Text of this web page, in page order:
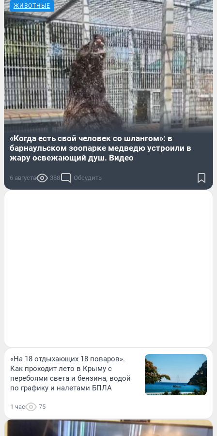
ЖИВОТНЫЕ
«Когда есть свой человек со шлангом»: в
барнаульском зоопарке медведю устроили в
жару освежающий душ. Видео
6 августа 388 Обсудить
«На 18 отдыхающих 18 поваров».
Как проходит лето в Крыму с
перебоями света и бензина, водой
по графику и налетами БПЛА
1 час 75